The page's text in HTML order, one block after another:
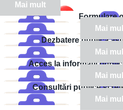
Mai mult
Formulare
Mai
Dezbatere publică
Mai
Acces la informații
Mai
Consultări publice și
Mai